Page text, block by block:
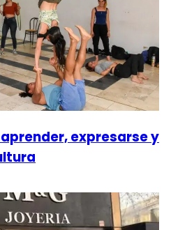
expresarse y